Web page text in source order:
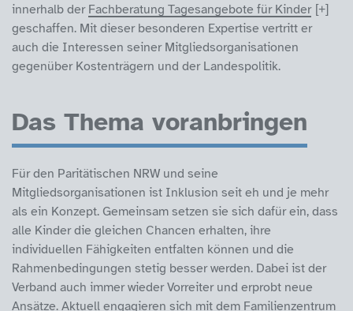
innerhalb der Fachberatung Tagesangebote für Kinder
geschaffen. Mit dieser besonderen Expertise vertritt er
auch die Interessen seiner Mitgliedsorganisationen
gegenüber Kostenträgern und der Landespolitik.
Das Thema voranbringen
Für den Paritätischen NRW und seine
Mitgliedsorganisationen ist Inklusion seit eh und je mehr
als ein Konzept. Gemeinsam setzen sie sich dafür ein, dass
alle Kinder die gleichen Chancen erhalten, ihre
individuellen Fähigkeiten entfalten können und die
Rahmenbedingungen stetig besser werden. Dabei ist der
Verband auch immer wieder Vorreiter und erprobt neue
Ansätze. Aktuell engagieren sich mit dem Familienzentrum